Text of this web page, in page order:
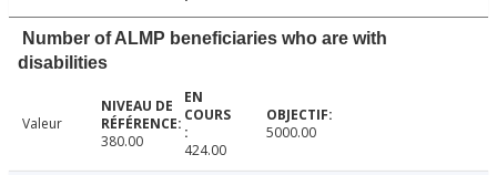
Number of ALMP beneficiaries who are with
disabilities
Valeur
380.00
424.00
5000.00